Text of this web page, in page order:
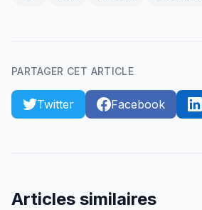
PARTAGER CET ARTICLE
Twitter Facebook
Articles similaires